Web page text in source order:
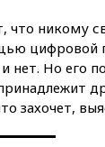
что никому
цифровой
нет. Но его
захочет,